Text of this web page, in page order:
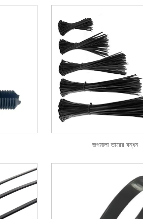
জপমালা তারের বন্ধন